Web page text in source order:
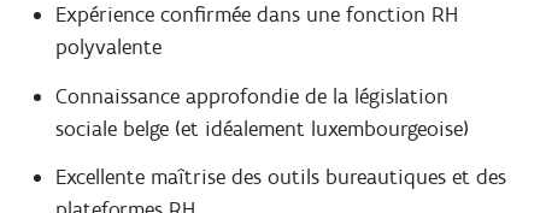
Expérience confirmée dans une fonction RH
polyvalente
Connaissance approfondie de la législation
sociale belge (et idéalement luxembourgeoise)
Excellente maîtrise des outils bureautiques et des